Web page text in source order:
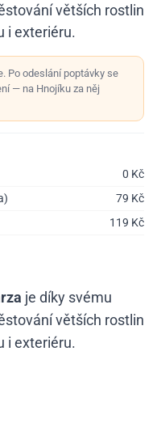
větších rostlin
i exteriéru.
Po odeslání poptávky se
— na Hnojíku za něj
0 Kč
79 Kč
119 Kč
je díky svému
větších rostlin
i exteriéru.